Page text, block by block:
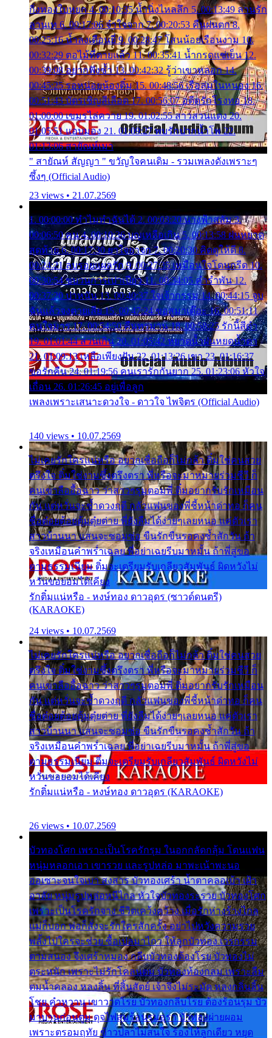
กิ่งทองใบหยก 4. 00:10:35 น้ำนิ่งไหลลึก 5. 00:13:49 ลานรัก
ลานเท 6. 00:17:06 จำใจจาก 7. 00:20:53 คืนฝนตก 8.
00:25:16 น้ำลงเดือนยี่ 9. 00:28:47 โสนน้อยเรือนงาม 10.
00:32:29 ตอไม้ที่ตายแล้ว 11. 00:35:41 น้ำกรดแช่เย็น 12.
00:39:08 อยากฟังซ้ำ 13. 00:42:32 รู้ว่าเขาหลอก 14.
00:45:25 รอหน่อยน้องติ๋ม 15. 00:48:56 เรือล่มในหนอง 16.
00:51:43 บัตรเชิญสีเลือด 17. 00:56:07 อดีตรักโรงทอ 18.
01:00:00 เขมรไล่ควาย 19. 01:02:55 สาวสวนแตง 20.
01:05:51 แอบมอง 21. 01:09:27 พบรักปากน้ำโพ 22.
01:13:06 สายัณห์เมา
" สายัณห์ สัญญา " ขวัญใจคนเดิม - รวมเพลงดังเพราะๆ
ซึ้งๆ (Official Audio)
23 views • 21.07.2569
1. 00:00:00 ทำไมทำฉันได้ 2. 00:03:20 นางฟ้าสลัม 3.
00:06:50 คน 4. 00:10:36 บุญเหลือเกิน 5. 00:13:58 ฝนหยาด
สุดท้าย 6. 00:17:30 ยาใจยาจก 7. 00:20:30 คิดดูให้ดี 8.
00:24:21 ลบรอยแผลรัก 9. 00:27:35 เหมือนใจโดนกรีด 10.
00:30:54 ขบวนการเปาเปียว 11. 00:34:05 คำรำพัน 12.
00:37:20 ปาหนัน 13. 00:40:37 ใจเจ้ากรรม 14. 00:44:15 จูบ
ฉันแล้วจงตายเสีย 15. 00:47:24 ขอสูมาเต๊อะ 16. 00:51:11
คนใจมาร 17. 00:54:50 คืนทรมาน 18. 00:58:25 รักนี้สีดำ
19. 01:01:44 ส่วนเกิน 20. 01:05:42 หยาดน้ำฝนหยดน้ำตา
21. 01:09:13 เหลือเพียงฝัน 22. 01:13:26 เขา 23. 01:16:37
ขอรักคืน 24. 01:19:56 คนเรารักกันยาก 25. 01:23:06 หัวใจ
เถื่อน 26. 01:26:45 อยู่เพื่อลูก
เพลงเพราะเสนาะดวงใจ - ดาวใจ ไพจิตร (Official Audio)
140 views • 10.07.2569
ไม่เคยรักใครแน่หรือ อยากเชื่อถือก็ไม่กล้า ติ๋มใช่คนสวย
ตรึงใจ ติ๋มใช่งามซึ้งตรึงตรา พี่หรือจะมาหมายร่วมชีวี ก็
คนเขาลืออื้อฉาว ว่าสาวๆรุมตอมพี่ ติ๋มอยากรับรักเหมือน
กัน แต่หวั่นจะช้ำดวงฤดี กลัวแฟนของพี่ชี้หน้าด่าทอ ก็คน
ชื่อต๋อยต้อยตุ้มตุ๋ยต่าย พี่ยังลืมได้ง่ายๆเลยหนอ แค่ตัวเรา
สาวบ้านนา แสนจะซอมซ่อ ขืนรักขืนรอคงช้ำสักวัน ถ้า
จริงเหมือนคำพร่ำเฉลย พี่อย่าเฉยรีบมาหมั้น ถ้าพี่สู่ขอ
ตามธรรมเนียม ติ๋มจะเตรียมรับเกลียวสัมพันธ์ ผิดหวังไม่
หวั่นขอยอมได้เคียง
รักติ๋มแน่หรือ - หงษ์ทอง ดาวอุดร (ซาวด์ดนตรี)
(KARAOKE)
24 views • 10.07.2569
ไม่เคยรักใครแน่หรือ อยากเชื่อถือก็ไม่กล้า ติ๋มใช่คนสวย
ตรึงใจ ติ๋มใช่งามซึ้งตรึงตรา พี่หรือจะมาหมายร่วมชีวี ก็
คนเขาลืออื้อฉาว ว่าสาวๆรุมตอมพี่ ติ๋มอยากรับรักเหมือน
กัน แต่หวั่นจะช้ำดวงฤดี กลัวแฟนของพี่ชี้หน้าด่าทอ ก็คน
ชื่อต๋อยต้อยตุ้มตุ๋ยต่าย พี่ยังลืมได้ง่ายๆเลยหนอ แค่ตัวเรา
สาวบ้านนา แสนจะซอมซ่อ ขืนรักขืนรอคงช้ำสักวัน ถ้า
จริงเหมือนคำพร่ำเฉลย พี่อย่าเฉยรีบมาหมั้น ถ้าพี่สู่ขอ
ตามธรรมเนียม ติ๋มจะเตรียมรับเกลียวสัมพันธ์ ผิดหวังไม่
หวั่นขอยอมได้เคียง
รักติ๋มแน่หรือ - หงษ์ทอง ดาวอุดร (KARAOKE)
26 views • 10.07.2569
บัวทองโศก เพราะเป็นโรครักรุม ในอกกลัดกลุ้ม โดนแฟน
หนุ่มหลอกเอา เขารวย และรูปหล่อ มาพะเน้าพะนอ
ออเซาะจนใจเบา สงสาร บัวทองเศร้า น้ำตาคลอเบ้า เฝ้า
อาลัย หนุ่มรูปหล่อหนีไกล หัวใจบัวทองระรวย บัวทองโศก
เพราะเป็นโรครักจาง ชีวิตเคว้งคว้าง เมื่อรักห่างร้างไกล
แม่ก็บอก พ่อก็สั่งจะรักใครสักครั้ง อย่าไปหวังความรวย
พลั้งไปใครจะช่วย ซื้อเปลมาไกว ให้ลูกบัวทอง เวรกรรม
ตามสนอง จึงเศร้าหมอง กลีบบัวทองต้องโรย บัวทองไม่
ตระหนัก เพราะไม่รักโคลนตม บัวทองท้องกลม เพราะลืม
ตมน้ำคลอง หลงลิ้น ที่สิ้นสัตย์ เจ้าจึงไม่ระมัด หลงกลิ่นลิ้น
โชย คำหวาน เขาวาดโรย บัวทองกลีบโรย ต้องร้อนรุม บัว
มาบานก่อนตูม ดุจไฟสุมร้อนรุมอุรา บัวทองผ่ายผอม
เพราะตรอมฤทัย ข้าวปลาไม่สนใจ ร้องไห้ลูกเดียว หยุด